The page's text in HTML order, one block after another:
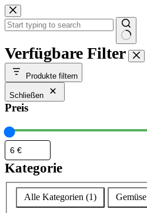
Zum
Inhalt
springen
Keine
Ergebnisse
Verfügbare Filter
Produkte filtern
Schließen
Preis
Kategorie
Kategorie
Alle Kategorien (1) Gemüse